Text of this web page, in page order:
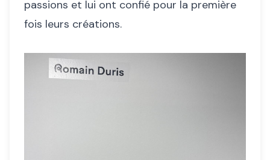
passions et lui ont confié pour la première
fois leurs créations.